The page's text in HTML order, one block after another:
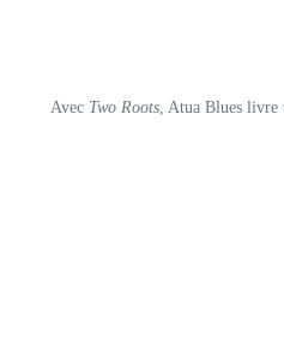
Avec Two Roots , Atua Blues